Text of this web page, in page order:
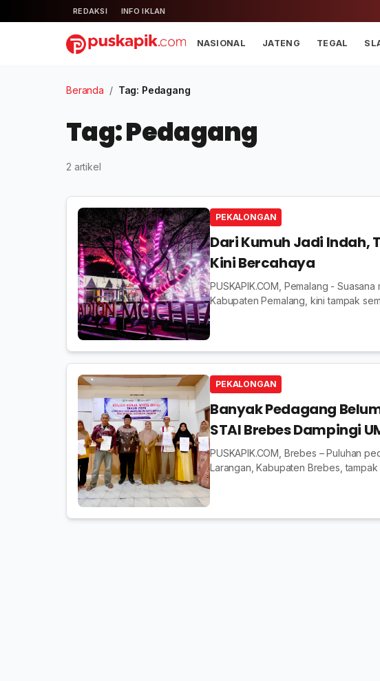
REDAKSI INFO IKLAN
NASIONAL JATENG TEGAL
Beranda / Tag: Pedagang
Tag: Pedagang
2 artikel
PEKALONGAN
Dari Kumuh Jadi Indah,
Kini Bercahaya
PUSKAPIK.COM, Pemalang -
Kabupaten Pemalang, kini tampak
PEKALONGAN
Banyak Pedagang
STAI Brebes Dampingi
PUSKAPIK.COM, Brebes – Puluhan
Larangan, Kabupaten Brebes,